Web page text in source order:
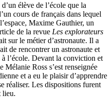
élève de l’école que la
cours de français dans lequel
Maxime Gauthier, un
de la revue Les explorateurs
sur le métier d’astronaute. Il a
de rencontrer un astronaute et
l’école. Devant la conviction et
Mélanie Ross s’est renseignée
et a eu le plaisir d’apprendre
réaliser. Les dispositions furent
lieu.